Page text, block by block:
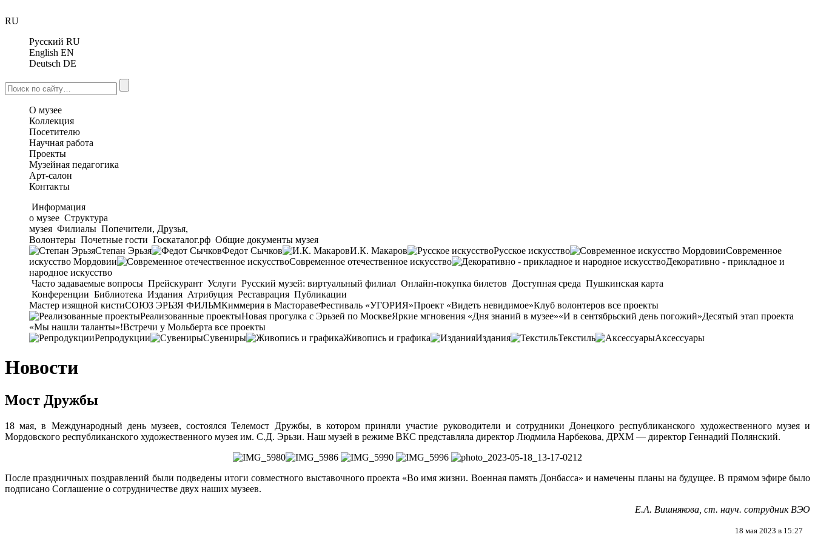
RU
Русский RU
English EN
Deutsch DE
О музее
Коллекция
Посетителю
Научная работа
Проекты
Музейная педагогика
Арт-салон
Контакты
Информация
о музее Структура
музея Филиалы Попечители, Друзья,
Волонтеры Почетные гости Госкаталог.рф Общие документы музея
Степан Эрьзя
Федот Сычков И.К. Макаров Русское искусство
Современное
искусство Мордовии
Современное отечественное искусство
Декоративно - прикладное и
народное искусство
Часто задаваемые вопросы Прейскурант Услуги Русский музей: виртуальный филиал Онлайн-покупка билетов Доступная среда Пушкинская карта
Конференции Библиотека Издания Атрибуция Реставрация Публикации
Мастер изящной кистиСОЮЗ ЭРЬЗЯ ФИЛЬМКиммерия в МасторавеФестиваль «УГОРИЯ»Проект «Видеть невидимое»Клуб волонтеров все проекты
Реализованные проектыНовая прогулка с Эрьзей по МосквеЯркие мгновения «Дня знаний в музее»«И в сентябрьский день погожий»Десятый этап проекта
«Мы нашли таланты»!Встречи у Мольберта все проекты
Репродукции
Сувениры Живопись и графика Издания Текстиль Аксессуары
Новости
Мост Дружбы
18 мая, в Международный день музеев, состоялся Телемост Дружбы, в котором приняли участие руководители и сотрудники Донецкого республиканского художественного музея и
Мордовского республиканского художественного музея им. С.Д. Эрьзи. Наш музей в режиме ВКС представляла директор Людмила Нарбекова, ДРХМ — директор Геннадий Полянский.
После праздничных поздравлений были подведены итоги совместного выставочного проекта «Во имя жизни. Военная память Донбасса» и намечены планы на будущее. В прямом эфире было
подписано Соглашение о сотрудничестве двух наших музеев.
Е.А. Вишнякова, ст. науч. сотрудник ВЭО
18 мая 2023 в 15:27